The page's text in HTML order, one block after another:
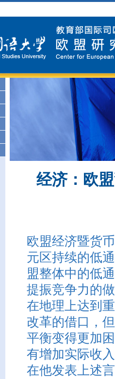
经济：欧
欧盟经济暨货
元区持续的低
盟整体中的低
提振竞争力的
在地理上达到
改革的借口，
平衡变得更加
有增加实际收
在他发表上述